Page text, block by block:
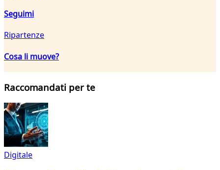
Seguimi
Ripartenze
Cosa li muove?
Raccomandati per te
Digitale